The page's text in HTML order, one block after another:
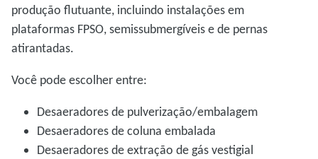
produção flutuante, incluindo instalações em
plataformas FPSO, semissubmergíveis e de pernas
atirantadas.
Você pode escolher entre:
Desaeradores de pulverização/embalagem
Desaeradores de coluna embalada
Desaeradores de extração de gás vestigial